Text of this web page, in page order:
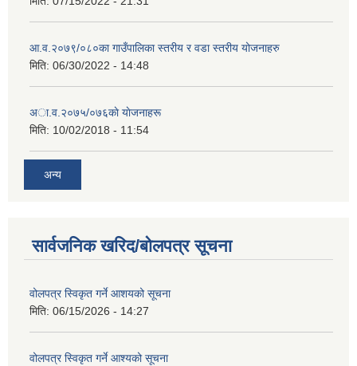
आ.व.२०७९/०८०का गाउँपालिका स्तरीय र वडा स्तरीय योजनाहरु
मिति: 06/30/2022 - 14:48
अा‍‍.व.२०७५/०७६काे याेजनाहरू
मिति: 10/02/2018 - 11:54
अन्य
सार्वजनिक खरिद/बोलपत्र सूचना
वोलपत्र स्विकृत गर्ने आशयको सूचना
मिति: 06/15/2026 - 14:27
वोलपत्र स्विकृत गर्ने आश्यको सूचना